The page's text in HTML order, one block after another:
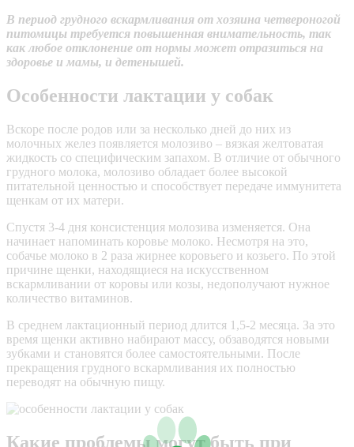
В период грудного вскармливания от хозяина четвероногой
питомицы требуется повышенная внимательность, так
как любое отклонение от нормы может отразиться на
здоровье и мамы, и детенышей.
Особенности лактации у собак
Вскоре после родов или за несколько дней до них из
молочных желез появляется молозиво – вязкая желтоватая
жидкость со специфическим запахом. В отличие от обычного
грудного молока, молозиво обладает более высокой
питательной ценностью и способствует передаче иммунитета
щенкам от их матери.
Спустя 3-4 дня консистенция молозива изменяется. Она
начинает напоминать коровье молоко. Несмотря на это,
собачье молоко в 2 раза жирнее коровьего и козьего. По этой
причине щенки, находящиеся на искусственном
вскармливании от коровы или козы, недополучают нужное
количество витаминов.
В среднем лактационный период длится 1,5-2 месяца. За это
время щенки активно набирают массу, обзаводятся новыми
зубками и становятся более самостоятельными. После
прекращения грудного вскармливания их полностью
переводят на обычную пищу.
Какие проблемы могут быть при